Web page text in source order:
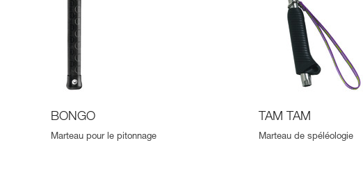
BONGO
Marteau pour le pitonnage
TAM TAM
Marteau de spéléologie